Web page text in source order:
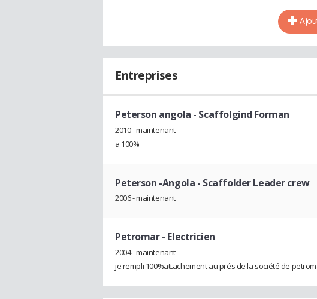
Entreprises
Peterson angola - Scaffolgind Forman
2010 - maintenant
a 100%
Peterson -Angola - Scaffolder Leader crew
2006 - maintenant
Petromar- Electricien
2004 - maintenant
je rempli 100%attachement au prés de la société de